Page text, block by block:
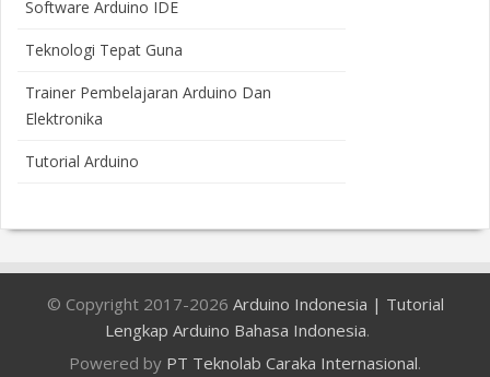
Software Arduino IDE
Teknologi Tepat Guna
Trainer Pembelajaran Arduino Dan
Elektronika
Tutorial Arduino
© Copyright 2017-2026 Arduino Indonesia | Tutorial
Lengkap Arduino Bahasa Indonesia.
Powered by PT Teknolab Caraka Internasional.